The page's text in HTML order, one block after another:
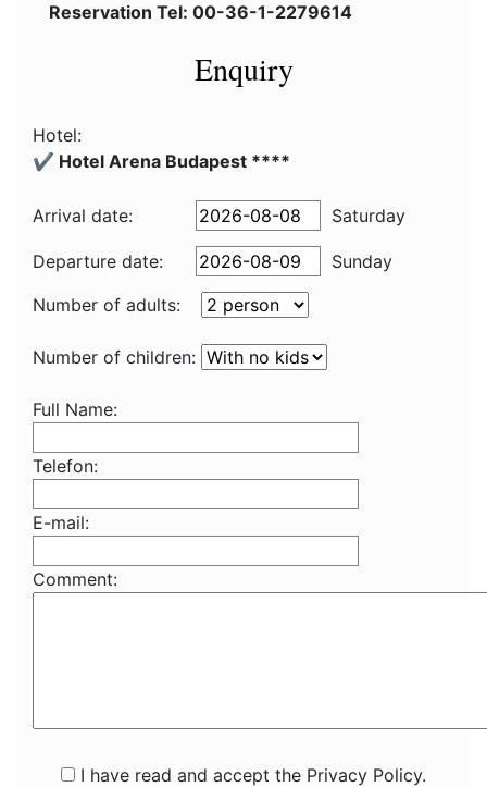
Reservation Tel: 00-36-1-2279614
Enquiry
Hotel:
✔️ Hotel Arena Budapest ****
Arrival date: Saturday
Departure date:
Sunday
Number of adults:
Number of children:
Full Name:
Telefon:
E-mail:
Comment:
I have read and accept the Privacy Policy.